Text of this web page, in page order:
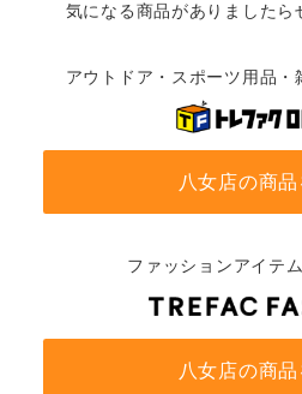
気になる商品がありましたら
アウトドア・スポーツ用品・
八女店の商品
ファッションアイテ
八女店の商品